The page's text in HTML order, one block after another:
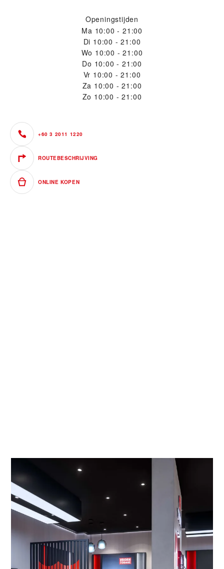
Openingstijden
Ma 10:00 - 21:00
Di 10:00 - 21:00
Wo 10:00 - 21:00
Do 10:00 - 21:00
Vr 10:00 - 21:00
Za 10:00 - 21:00
Zo 10:00 - 21:00
+60 3 2011 1220
ROUTEBESCHRIJVING
ONLINE KOPEN